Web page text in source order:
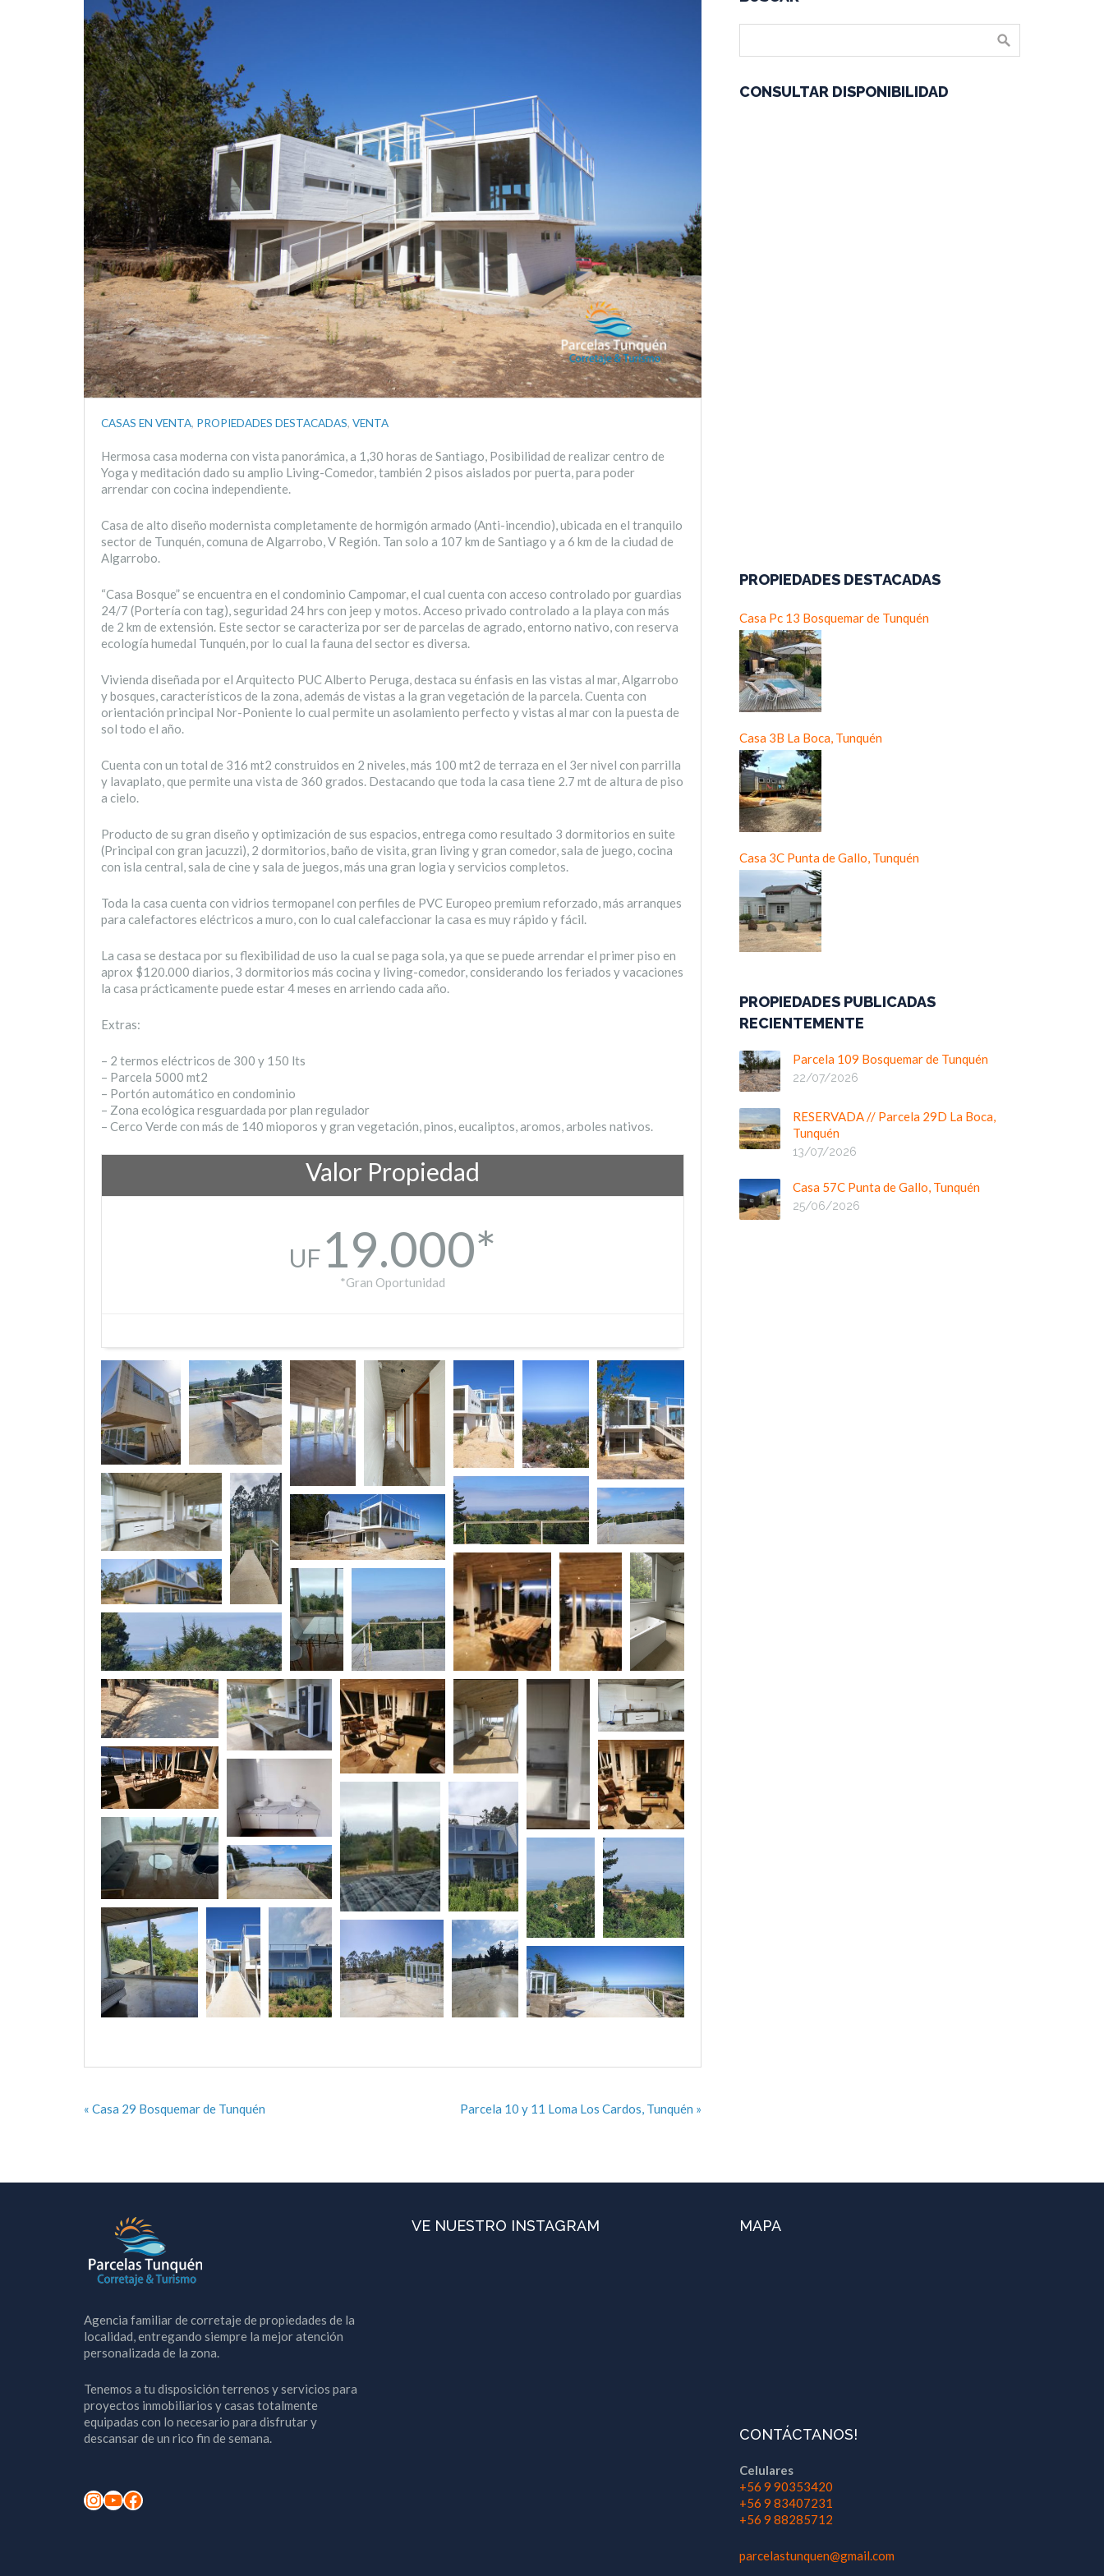
CASAS EN VENTA, PROPIEDADES DESTACADAS, VENTA
Hermosa casa moderna con vista panorámica, a 1,30 horas de Santiago, Posibilidad de realizar centro de
Yoga y meditación dado su amplio Living-Comedor, también 2 pisos aislados por puerta, para poder
arrendar con cocina independiente.
Casa de alto diseño modernista completamente de hormigón armado (Anti-incendio), ubicada en el tranquilo
sector de Tunquén, comuna de Algarrobo, V Región. Tan solo a 107 km de Santiago y a 6 km de la ciudad de
Algarrobo.
“Casa Bosque” se encuentra en el condominio Campomar, el cual cuenta con acceso controlado por guardias
24/7 (Portería con tag), seguridad 24 hrs con jeep y motos. Acceso privado controlado a la playa con más
de 2 km de extensión. Este sector se caracteriza por ser de parcelas de agrado, entorno nativo, con reserva
ecología humedal Tunquén, por lo cual la fauna del sector es diversa.
Vivienda diseñada por el Arquitecto PUC Alberto Peruga, destaca su énfasis en las vistas al mar, Algarrobo
y bosques, característicos de la zona, además de vistas a la gran vegetación de la parcela. Cuenta con
orientación principal Nor-Poniente lo cual permite un asolamiento perfecto y vistas al mar con la puesta de
sol todo el año.
Cuenta con un total de 316 mt2 construidos en 2 niveles, más 100 mt2 de terraza en el 3er nivel con parrilla
y lavaplato, que permite una vista de 360 grados. Destacando que toda la casa tiene 2.7 mt de altura de piso
a cielo.
Producto de su gran diseño y optimización de sus espacios, entrega como resultado 3 dormitorios en suite
(Principal con gran jacuzzi), 2 dormitorios, baño de visita, gran living y gran comedor, sala de juego, cocina
con isla central, sala de cine y sala de juegos, más una gran logia y servicios completos.
Toda la casa cuenta con vidrios termopanel con perfiles de PVC Europeo premium reforzado, más arranques
para calefactores eléctricos a muro, con lo cual calefaccionar la casa es muy rápido y fácil.
La casa se destaca por su flexibilidad de uso la cual se paga sola, ya que se puede arrendar el primer piso en
aprox $120.000 diarios, 3 dormitorios más cocina y living-comedor, considerando los feriados y vacaciones
la casa prácticamente puede estar 4 meses en arriendo cada año.
Extras:
– 2 termos eléctricos de 300 y 150 lts
– Parcela 5000 mt2
– Portón automático en condominio
– Zona ecológica resguardada por plan regulador
– Cerco Verde con más de 140 mioporos y gran vegetación, pinos, eucaliptos, aromos, arboles nativos.
Valor Propiedad
UF19.000*
*Gran Oportunidad
« Casa 29 Bosquemar de Tunquén Parcela 10 y 11 Loma Los Cardos, Tunquén »
CONSULTAR DISPONIBILIDAD
PROPIEDADES DESTACADAS
Casa Pc 13 Bosquemar de Tunquén
Casa 3B La Boca, Tunquén
Casa 3C Punta de Gallo, Tunquén
PROPIEDADES PUBLICADAS
RECIENTEMENTE
Parcela 109 Bosquemar de Tunquén
22/07/2026
RESERVADA // Parcela 29D La Boca,
Tunquén
13/07/2026
Casa 57C Punta de Gallo, Tunquén
25/06/2026
Agencia familiar de corretaje de propiedades de la
localidad, entregando siempre la mejor atención
personalizada de la zona.
Tenemos a tu disposición terrenos y servicios para
proyectos inmobiliarios y casas totalmente
equipadas con lo necesario para disfrutar y
descansar de un rico fin de semana.
Instagram
YouTube
Facebook
VE NUESTRO INSTAGRAM MAPA
CONTÁCTANOS!
Celulares
+56 9 90353420
+56 9 83407231
+56 9 88285712
parcelastunquen@gmail.com